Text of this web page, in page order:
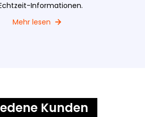
Informationen.
Mehr lesen
Kunden